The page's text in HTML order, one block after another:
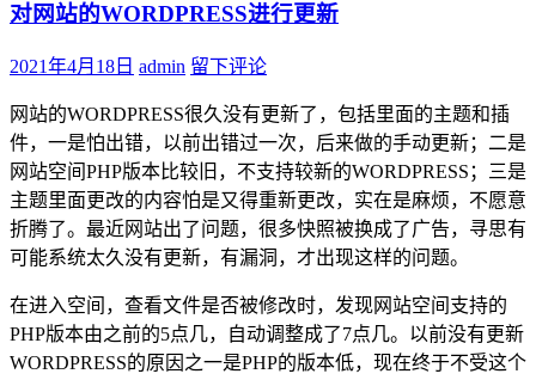
对网站的WORDPRESS进行更新
2021年4月18日 admin 留下评论
网站的WORDPRESS很久没有更新了，包括里面的主题和插
件，一是怕出错，以前出错过一次，后来做的手动更新；二是
网站空间PHP版本比较旧，不支持较新的WORDPRESS；三是
主题里面更改的内容怕是又得重新更改，实在是麻烦，不愿意
折腾了。最近网站出了问题，很多快照被换成了广告，寻思有
可能系统太久没有更新，有漏洞，才出现这样的问题。
在进入空间，查看文件是否被修改时，发现网站空间支持的
PHP版本由之前的5点几，自动调整成了7点几。以前没有更新
WORDPRESS的原因之一是PHP的版本低，现在终于不受这个